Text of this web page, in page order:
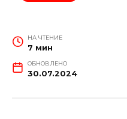
НА ЧТЕНИЕ
7 мин
ОБНОВЛЕНО
30.07.2024